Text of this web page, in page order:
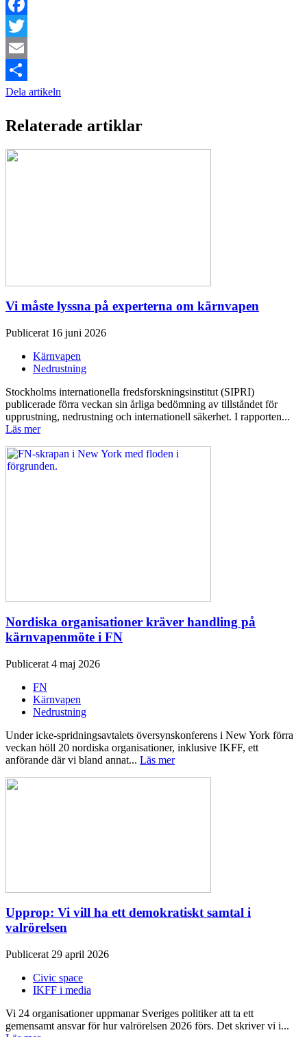
Facebook
Twitter
Email
Dela artikeln
Relaterade artiklar
Vi måste lyssna på experterna om kärnvapen
Publicerat 16 juni 2026
Kärnvapen
Nedrustning
Stockholms internationella fredsforskningsinstitut (SIPRI)
publicerade förra veckan sin årliga bedömning av tillståndet för
upprustning, nedrustning och internationell säkerhet. I rapporten...
Läs mer
Nordiska organisationer kräver handling på
kärnvapenmöte i FN
Publicerat 4 maj 2026
FN
Kärnvapen
Nedrustning
Under icke-spridningsavtalets översynskonferens i New York förra
veckan höll 20 nordiska organisationer, inklusive IKFF, ett
anförande där vi bland annat... Läs mer
Upprop: Vi vill ha ett demokratiskt samtal i
valrörelsen
Publicerat 29 april 2026
Civic space
IKFF i media
Vi 24 organisationer uppmanar Sveriges politiker att ta ett
gemensamt ansvar för hur valrörelsen 2026 förs. Det skriver vi i...